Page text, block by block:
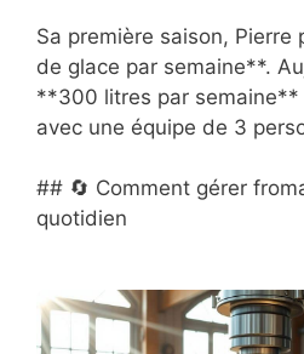
Sa première saison,
de glace par semaine**.
**300 litres par semaine**
avec une équipe de 3
## 🔄 Comment gérer
quotidien